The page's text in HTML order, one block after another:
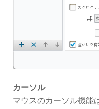
カーソル
マウスのカーソル機能